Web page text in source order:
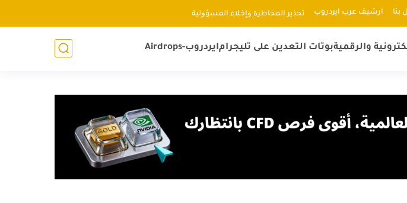
بنا ارشيف عرب ايردروب ﺗﺤﺬﻳﺮ اﻟﻤﺨﺎﻃﺮﺓ ﻭإﺧﻼء اﻟﻤﺴﺆﻭﻟﻴﺔ
والرقميةبوتات التعدين على تليجرامايردروب-Airdrops